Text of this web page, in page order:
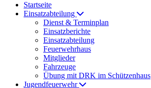
Startseite
Einsatzabteilung
Dienst & Terminplan
Einsatzberichte
Einsatzabteilung
Feuerwehrhaus
Mitglieder
Fahrzeuge
Übung mit DRK im Schützenhaus
Jugendfeuerwehr